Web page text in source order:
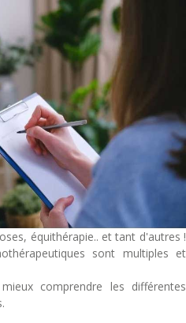
équithérapie.. et tant d'autres !
sont multiples et
comprendre les différentes